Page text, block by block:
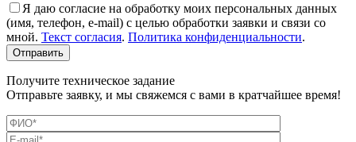
Я даю согласие на обработку моих персональных данных
(имя, телефон, e-mail) с целью обработки заявки и связи со
мной. Текст согласия. Политика конфиденциальности.
Получите техническое задание
Отправьте заявку, и мы свяжемся с вами в кратчайшее время!